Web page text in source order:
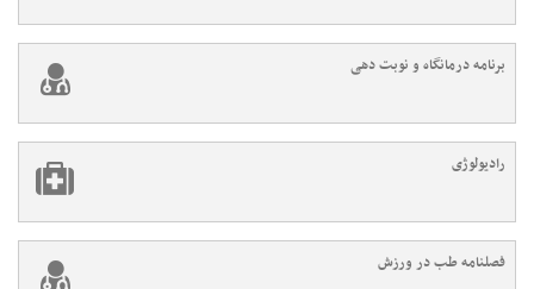
برنامه درمانگاه و نوبت دهی
رادیولوژی
فصلنامه طب در ورزش